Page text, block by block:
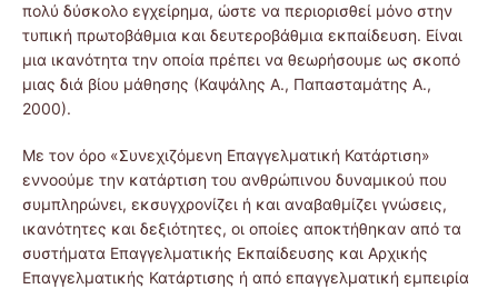
πολύ δύσκολο εγχείρημα, ώστε να περιορισθεί μόνο στην
τυπική πρωτοβάθμια και δευτεροβάθμια εκπαίδευση. Είναι
μια ικανότητα την οποία πρέπει να θεωρήσουμε ως σκοπό
μιας διά βίου μάθησης (Καψάλης Α., Παπασταμάτης Α.,
2000).
Με τον όρο «Συνεχιζόμενη Επαγγελματική Κατάρτιση»
εννοούμε την κατάρτιση του ανθρώπινου δυναμικού που
συμπληρώνει, εκσυγχρονίζει ή και αναβαθμίζει γνώσεις,
ικανότητες και δεξιότητες, οι οποίες αποκτήθηκαν από τα
συστήματα Επαγγελματικής Εκπαίδευσης και Αρχικής
Επαγγελματικής Κατάρτισης ή από επαγγελματική εμπειρία